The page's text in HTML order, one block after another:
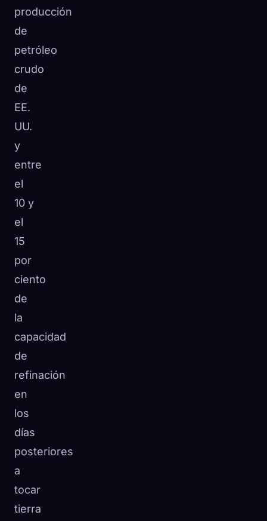
producción
de
petróleo
crudo
de
EE.
UU.
y
entre
el
10 y
el
15
por
ciento
de
la
capacidad
de
refinación
en
los
días
posteriores
a
tocar
tierra